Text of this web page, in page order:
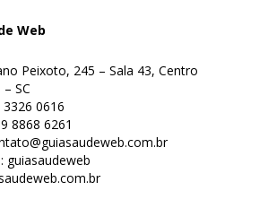
Web
Peixoto, 245 – Sala 43, Centro
SC
3326 0616
8868 6261
guiasaudeweb